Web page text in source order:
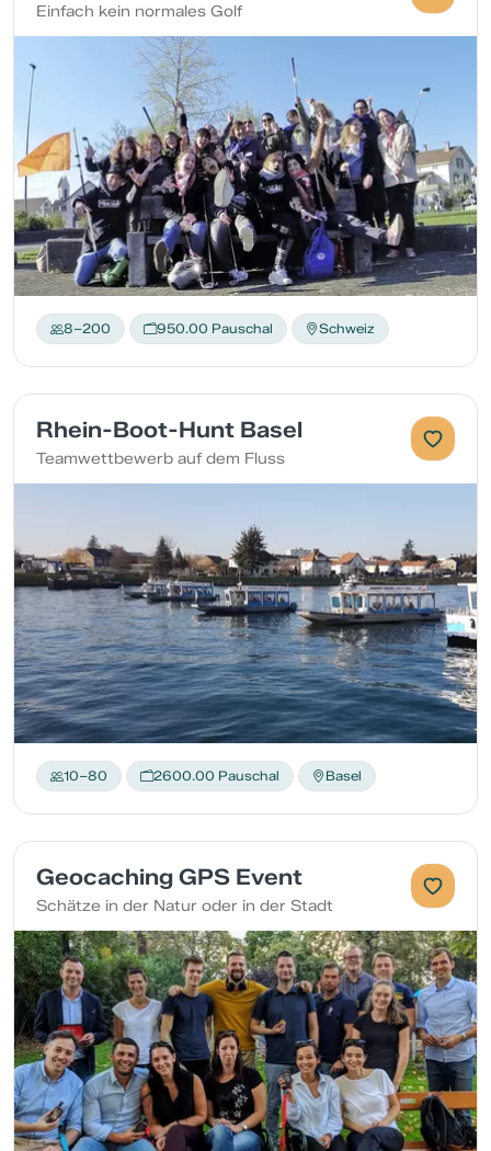
Einfach kein normales Golf
8–200 950.00 Pauschal Schweiz
Rhein-Boot-Hunt Basel
Teamwettbewerb auf dem Fluss
10–80 2600.00 Pauschal Basel
Geocaching GPS Event
Schätze in der Natur oder in der Stadt